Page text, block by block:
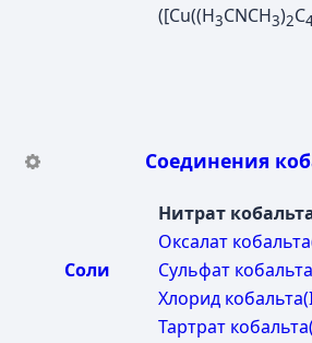
([Cu((H3CNCH3)2C
Соединения
Соли
Нитрат
Оксалат
Сульфат
Хлорид
Тартрат